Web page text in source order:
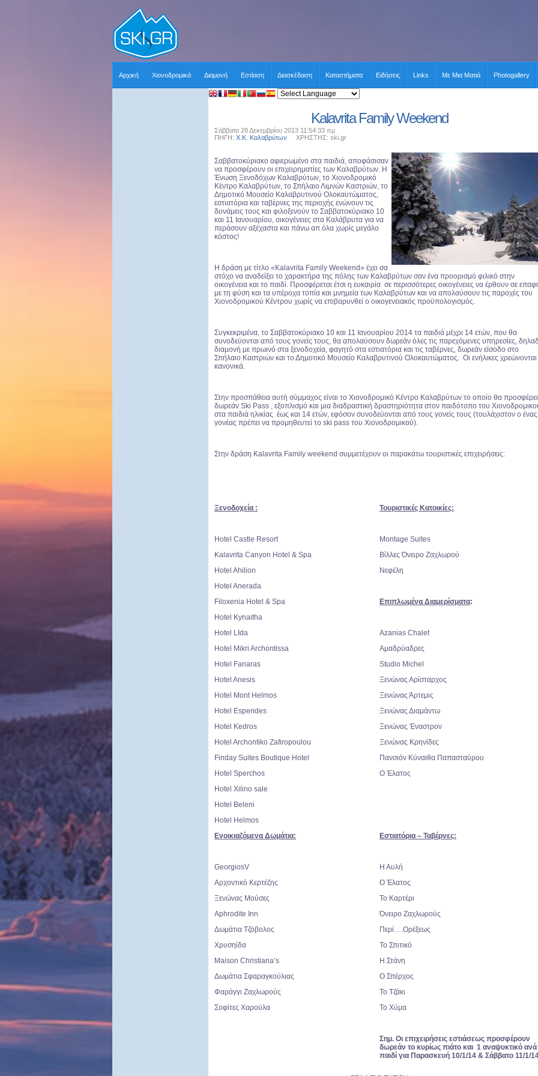
Αρχική Χιονοδρομικά Διαμονή Εστίαση Διασκέδαση Καταστήματα Ειδήσεις Links Με Μια Ματιά Photogallery
Kalavrita Family Weekend
Σάββατο 28 Δεκεμβρίου 2013 11:54:33 πμ
ΠΗΓΗ: Χ.Κ. Καλαβρύτων ΧΡΗΣΤΗΣ: ski.gr
Σαββατοκύριακο αφιερωμένο στα παιδιά, αποφάσισαν
να προσφέρουν οι επιχειρηματίες των Καλαβρύτων. Η
Ένωση Ξενοδόχων Καλαβρύτων, το Χιονοδρομικό
Κέντρο Καλαβρύτων, το Σπήλαιο Λιμνών Καστριών, το
Δημοτικό Μουσείο Καλαβρυτινού Ολοκαυτώματος,
εστιατόρια και ταβέρνες της περιοχής ενώνουν τις
δυνάμεις τους και φιλοξενούν το Σαββατοκύριακο 10
και 11 Ιανουαρίου, οικογένειες στα Καλάβρυτα για να
περάσουν αξέχαστα και πάνω απ όλα χωρίς μεγάλο
κόστος!
Η δράση με τίτλο «Kalavrita Family Weekend» έχει σα
στόχο να αναδείξει το χαρακτήρα της πόλης των Καλαβρύτων σαν ένα προορισμό φιλικό στην
οικογένεια και το παιδί. Προσφέρεται έτσι η ευκαιρία σε περισσότερες οικογένειες να έρθουν σε
με τη φύση και τα υπέροχα τοπία και μνημεία των Καλαβρύτων και να απολαύσουν τις παροχές του
Χιονοδρομικού Κέντρου χωρίς να επιβαρυνθεί ο οικογενειακός προϋπολογισμός.
Συγκεκριμένα, το Σαββατοκύριακο 10 και 11 Ιανουαρίου 2014 τα παιδιά μέχρι 14 ετών, που θα
συνοδεύονται από τους γονείς τους, θα απολαύσουν δωρεάν όλες τις παρεχόμενες υπηρεσίες,
διαμονή με πρωινό στα ξενοδοχεία, φαγητό στα εστιατόρια και τις ταβέρνες, δωρεάν είσοδο στο
Σπήλαιο Καστριών και το Δημοτικό Μουσείο Καλαβρυτινού Ολοκαυτώματος. Οι ενήλικες χρεώνονται
κανονικά.
Στην προσπάθεια αυτή σύμμαχος είναι το Χιονοδρομικό Κέντρο Καλαβρύτων το οποίο θα προσφέρει
δωρεάν Ski Pass , εξοπλισμό και μια διαδραστική δραστηριότητα στον παιδότοπο του
στα παιδιά ηλικίας έως και 14 ετών, εφόσον συνοδεύονται από τους γονείς τους (τουλάχιστον ο ένας
γονέας πρέπει να προμηθευτεί το ski pass του Χιονοδρομικού).
Στην δράση Kalavrita Family weekend συμμετέχουν οι παρακάτω τουριστικές επιχειρήσεις:
Ξενοδοχεία :
Hotel Castle Resort
Kalavrita Canyon Hotel & Spa
Hotel Ahilion
Hotel Anerada
Filoxenia Hotel & Spa
Hotel Kynaitha
Hotel LIda
Hotel Mikri Archontissa
Hotel Fanaras
Hotel Anesis
Hotel Mont Helmos
Hotel Esperides
Hotel Kedros
Hotel Archontiko Zafiropoulou
Finday Suites Boutique Hotel
Hotel Sperchos
Hotel Xilino sale
Hotel Beleni
Hotel Helmos
Ενοικιαζόμενα Δωμάτια:
GeorgiosV
Αρχοντικό Κερτέζης
Ξενώνας Μούσες
Aphrodite Inn
Δωμάτια Τζόβολος
Χρυσηίδα
Maison Christiana’s
Δωμάτια Σφαραγκούλιας
Φαράγγι Ζαχλωρούς
Σοφίτες Χαρούλα
Τουριστικές Κατοικίες:
Montage Suites
Βίλλες Όνειρο Ζαχλωρού
Νεφέλη
Επιπλωμένα Διαμερίσματα:
Azanias Chalet
Αμαδρύαδρες
Studio Michel
Ξενώνας Αρίσταρχος
Ξενώνας Άρτεμις
Ξενώνας Διαμάντω
Ξενώνας Έναστρον
Ξενώνας Κρηνίδες
Πανσιόν Κύναιθα Παπασταύρου
Ο Έλατος
Εστιατόρια – Ταβέρνες:
Η Αυλή
Ο Έλατος
Το Καρτέρι
Όνειρο Ζαχλωρούς
Περί….Ορέξεως
Το Σπιτικό
Η Στάνη
Ο Σπέρχος
Το Τζάκι
Το Χύμα
Σημ. Οι επιχειρήσεις εστιάσεως προσφέρουν
δωρεάν το κυρίως πιάτο και 1 αναψυκτικό ανά
παιδί για Παρασκευή 10/1/14 & Σάββατο 11/1/